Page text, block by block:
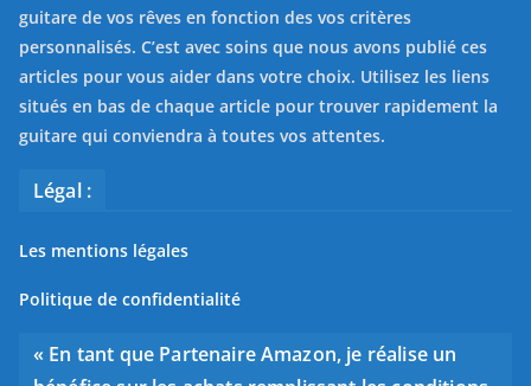
guitare de vos rêves en fonction des vos critères
personnalisés. C’est avec soins que nous avons publié ces
articles pour vous aider dans votre choix. Utilisez les liens
situés en bas de chaque article pour trouver rapidement la
guitare qui conviendra à toutes vos attentes.
Légal :
Les mentions légales
Politique de confidentialité
« En tant que Partenaire Amazon, je réalise un